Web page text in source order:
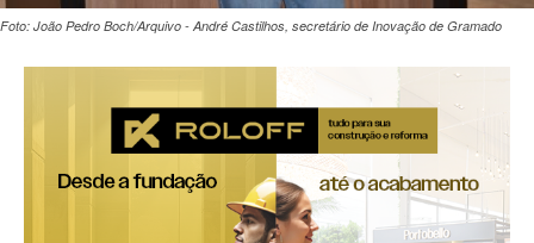
Foto: João Pedro Boch/Arquivo - André Castilhos, secretário de Inovação de Gramado